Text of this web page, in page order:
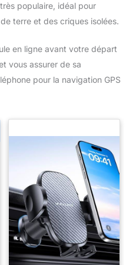
populaire, idéal pour
terre et des criques isolées.
en ligne avant votre départ
vous assurer de sa
pour la navigation GPS